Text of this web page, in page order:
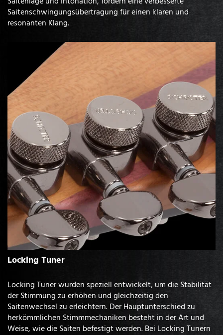
Saitenschwingungsübertragung für einen klaren und
resonanten Klang.
Locking Tuner
Locking Tuner wurden speziell entwickelt, um die Stabilität
der Stimmung zu erhöhen und gleichzeitig den
Saitenwechsel zu erleichtern. Der Hauptunterschied zu
herkömmlichen Stimmmechaniken besteht in der Art und
Weise, wie die Saiten befestigt werden. Bei Locking Tunern